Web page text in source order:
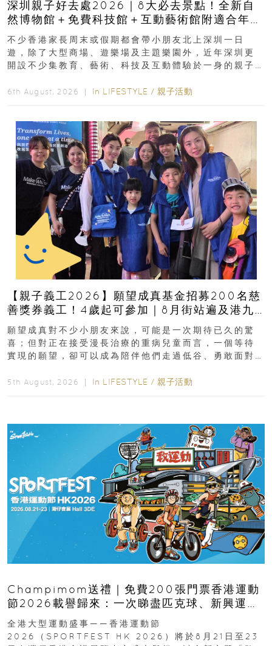
深圳親子好去處2026｜8大必去景點！全新自
然博物館＋免費科技館＋互動藝術館附適合年
齡、交通、門票、開放時間
不少香港家長周末或假期都會帶小朋友北上深圳一日
遊，除了大型商場、遊樂場及主題樂園外，近年深圳更
開設不少集教育、藝術、科技及互動體驗於一身的親子
6th August, 2026 ｜ In LIFESTYLE / 親子活動
【親子義工2026】願望成真基金招募200名慈
善獎券義工！4歲起可參加｜8月街站遍及港九
新界
願望成真對不少小朋友來說，可能是一次期待已久的驚
喜；但對正在接受漫長治療的重病兒童而言，一個等待
實現的願望，卻可以成為陪伴他們走過低谷、勇敢面對
5th August, 2026 ｜ In LIFESTYLE / 親子活動
Champimom送禮｜免費200張門票香港運動
節2026載譽歸來：一次睇盡匹克球、新興運
動、街舞比賽＋逾百運動品牌展覽
全港大型運動盛事——香港運動節
2026（SPORTFEST HK 2026）將於8月21日至23